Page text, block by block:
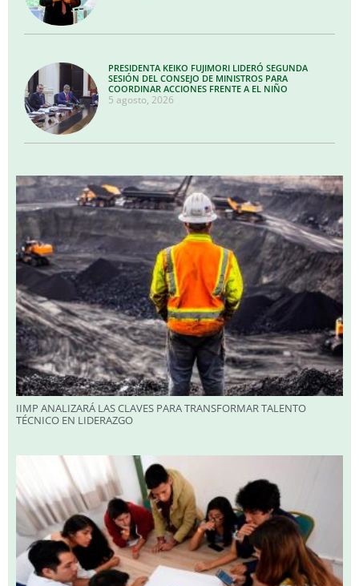
PRESIDENTA KEIKO FUJIMORI LIDERÓ SEGUNDA
SESIÓN DEL CONSEJO DE MINISTROS PARA
COORDINAR ACCIONES FRENTE A EL NIÑO
5 agosto, 2026
IIMP ANALIZARÁ LAS CLAVES PARA TRANSFORMAR TALENTO
TÉCNICO EN LIDERAZGO